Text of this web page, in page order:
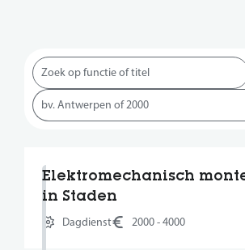
Elektromechanisch
in Staden
Dagdienst 2000 - 4000